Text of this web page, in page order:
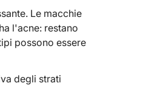
Le macchie
l'acne: restano
possono essere
degli strati